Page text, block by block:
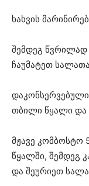
ხახვის
შემდეგ
ჩაუმატეთ
თბილი წყალი და
მჟავე კომბოსტო
წყალში, შემდეგ
და შეურიეთ